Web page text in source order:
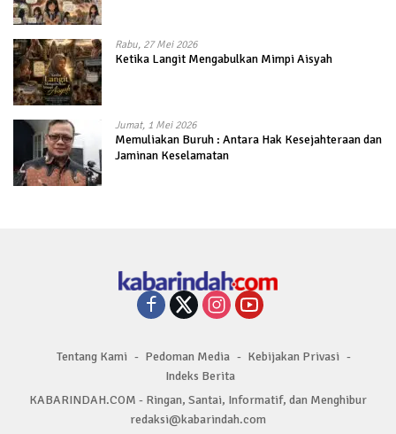
Rabu, 27 Mei 2026
Ketika Langit Mengabulkan Mimpi Aisyah
Jumat, 1 Mei 2026
Memuliakan Buruh : Antara Hak Kesejahteraan dan
Jaminan Keselamatan
Tentang Kami Pedoman Media
Kebijakan Privasi
Indeks Berita
KABARINDAH.COM - Ringan, Santai, Informatif, dan Menghibur
redaksi@kabarindah.com